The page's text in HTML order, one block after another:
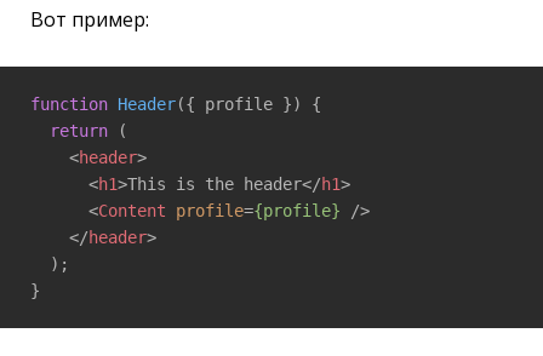
Вот пример:
function Header({ profile }) {
return (
<header>
<h1>This is the header</h1>
<Content profile={profile} />
</header>
  );
}